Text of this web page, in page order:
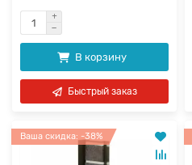
В корзину
Быстрый заказ
Ваша скидка: -38%